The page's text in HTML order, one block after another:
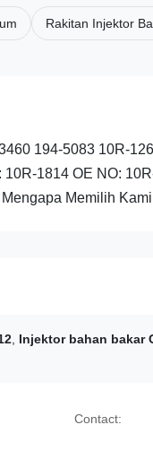
Rakitan Injektor
194-5083 10R-
1814 OE NO:
Memilih
Injektor bahan bakar
Contact: